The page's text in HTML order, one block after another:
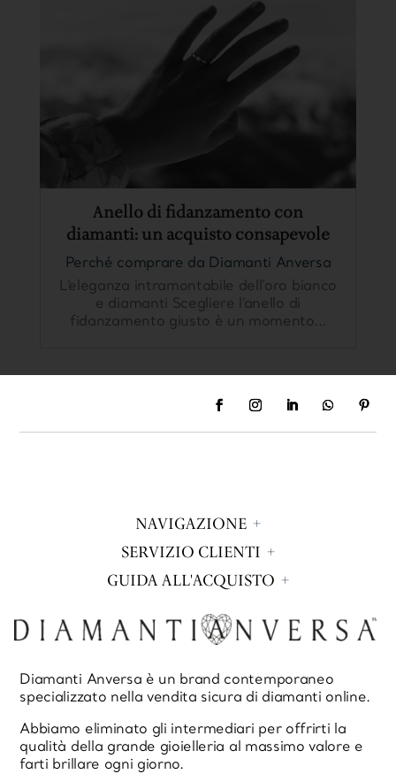
Anello di fidanzamento con
diamanti: un acquisto consapevole
Perché comprare da Diamanti Anversa
L’eleganza intramontabile dell’oro bianco
e diamanti Scegliere l’anello di
fidanzamento giusto è un momento...
NAVIGAZIONE
SERVIZIO CLIENTI
GUIDA ALL'ACQUISTO
Diamanti Anversa è un brand contemporaneo
specializzato nella vendita sicura di diamanti online.
Abbiamo eliminato gli intermediari per offrirti la
qualità della grande gioielleria al massimo valore e
farti brillare ogni giorno.